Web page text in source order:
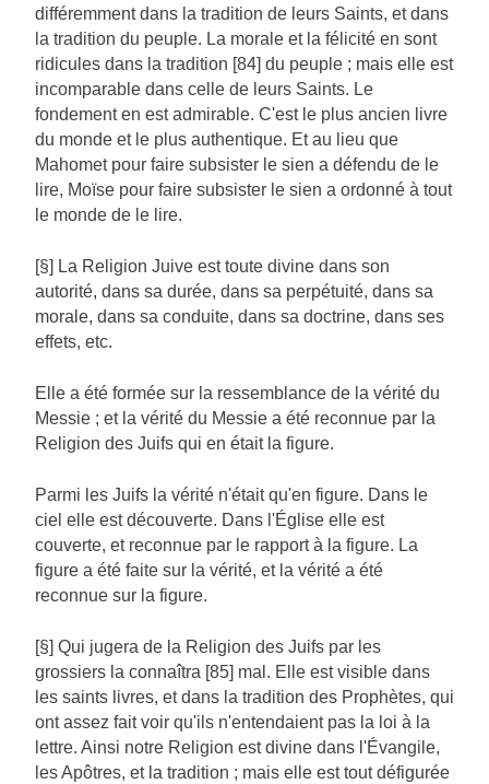
différemment dans la tradition de leurs Saints, et dans
la tradition du peuple. La morale et la félicité en sont
ridicules dans la tradition [84] du peuple ; mais elle est
incomparable dans celle de leurs Saints. Le
fondement en est admirable. C'est le plus ancien livre
du monde et le plus authentique. Et au lieu que
Mahomet pour faire subsister le sien a défendu de le
lire, Moïse pour faire subsister le sien a ordonné à tout
le monde de le lire.
[§] La Religion Juive est toute divine dans son
autorité, dans sa durée, dans sa perpétuité, dans sa
morale, dans sa conduite, dans sa doctrine, dans ses
effets, etc.
Elle a été formée sur la ressemblance de la vérité du
Messie ; et la vérité du Messie a été reconnue par la
Religion des Juifs qui en était la figure.
Parmi les Juifs la vérité n'était qu'en figure. Dans le
ciel elle est découverte. Dans l'Église elle est
couverte, et reconnue par le rapport à la figure. La
figure a été faite sur la vérité, et la vérité a été
reconnue sur la figure.
[§] Qui jugera de la Religion des Juifs par les
grossiers la connaîtra [85] mal. Elle est visible dans
les saints livres, et dans la tradition des Prophètes, qui
ont assez fait voir qu'ils n'entendaient pas la loi à la
lettre. Ainsi notre Religion est divine dans l'Évangile,
les Apôtres, et la tradition ; mais elle est tout défigurée